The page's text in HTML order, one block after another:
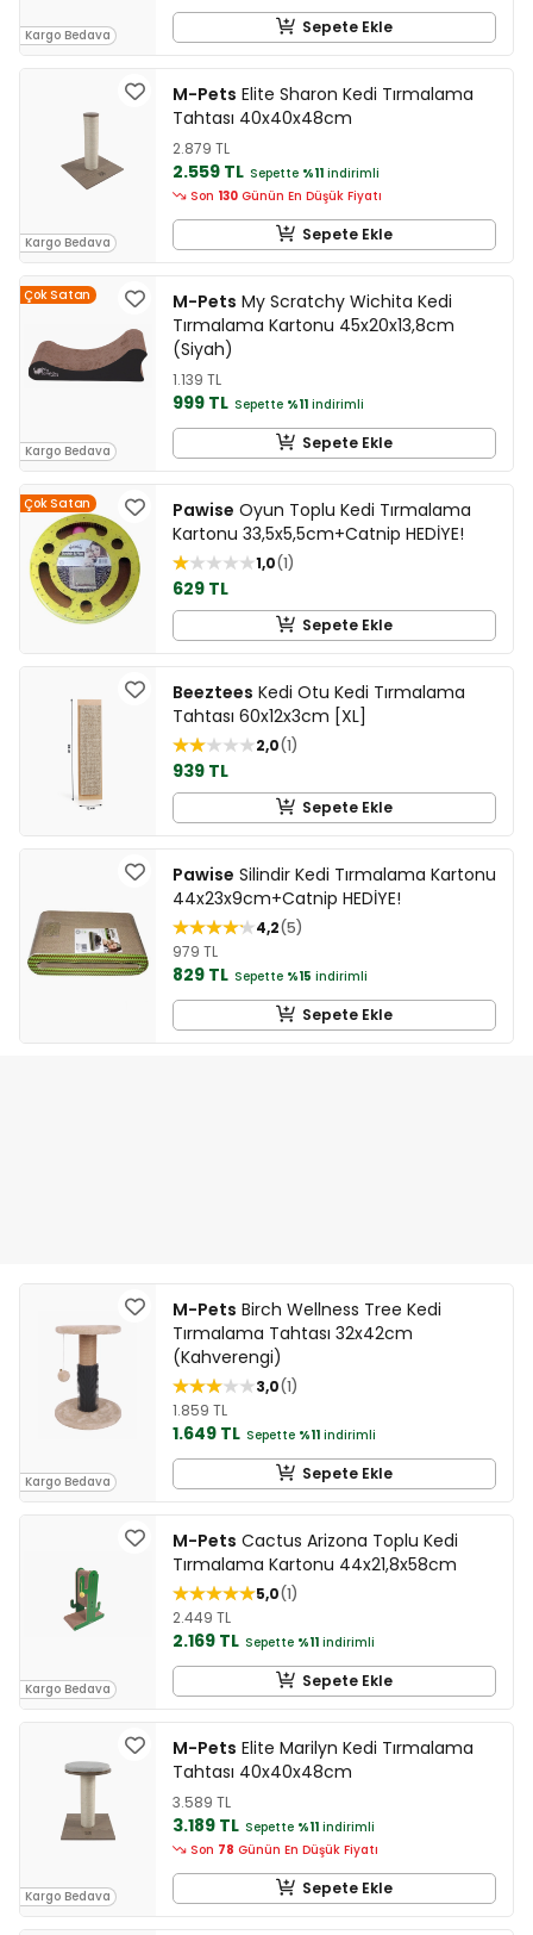
Kargo Bedava Sepete Ekle
Kargo Bedava
M-Pets Elite Sharon Kedi Tırmalama
Tahtası 40x40x48cm
2.879 TL
2.559 TL Sepette %11 indirimli
Son 130 Günün En Düşük Fiyatı
Sepete Ekle
Çok Satan
Kargo Bedava
M-Pets My Scratchy Wichita Kedi
Tırmalama Kartonu 45x20x13,8cm
(Siyah)
1.139 TL
999 TL Sepette %11 indirimli
Sepete Ekle
Çok Satan Pawise Oyun Toplu Kedi Tırmalama
Kartonu 33,5x5,5cm+Catnip HEDİYE!
1,0 1
629 TL
Sepete Ekle
Beeztees Kedi Otu Kedi Tırmalama
Tahtası 60x12x3cm [XL]
2,0 1
939 TL
Sepete Ekle
Pawise Silindir Kedi Tırmalama Kartonu
44x23x9cm+Catnip HEDİYE!
4,2 5
979 TL
829 TL Sepette %15 indirimli
Sepete Ekle
Kargo Bedava
M-Pets Birch Wellness Tree Kedi
Tırmalama Tahtası 32x42cm
(Kahverengi)
3,0 1
1.859 TL
1.649 TL Sepette %11 indirimli
Sepete Ekle
Kargo Bedava
M-Pets Cactus Arizona Toplu Kedi
Tırmalama Kartonu 44x21,8x58cm
5,0 1
2.449 TL
2.169 TL Sepette %11 indirimli
Sepete Ekle
Kargo Bedava
M-Pets Elite Marilyn Kedi Tırmalama
Tahtası 40x40x48cm
3.589 TL
3.189 TL Sepette %11 indirimli
Son 78 Günün En Düşük Fiyatı
Sepete Ekle